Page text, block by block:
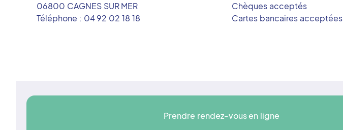
06800 CAGNES SUR MER
Téléphone : 04 92 02 18 18
Chèques acceptés
Cartes bancaires acceptées
Prendre rendez-vous en ligne